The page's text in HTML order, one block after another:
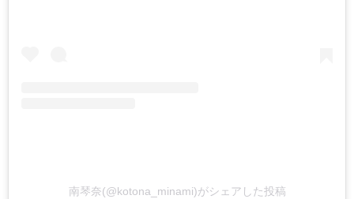
南琴奈(@kotona_minami)がシェアした投稿